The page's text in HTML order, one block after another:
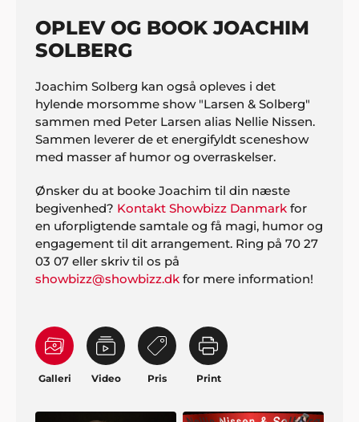
OPLEV OG BOOK JOACHIM
SOLBERG
Joachim Solberg kan også opleves i det
hylende morsomme show "Larsen & Solberg"
sammen med Peter Larsen alias Nellie Nissen.
Sammen leverer de et energifyldt sceneshow
med masser af humor og overraskelser.
Ønsker du at booke Joachim til din næste
begivenhed? Kontakt Showbizz Danmark for
en uforpligtende samtale og få magi, humor og
engagement til dit arrangement. Ring på 70 27
03 07 eller skriv til os på
showbizz@showbizz.dk for mere information!
Galleri Video Pris Print